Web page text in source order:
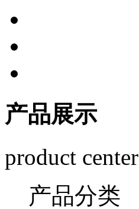
产品展示
product center
产品分类